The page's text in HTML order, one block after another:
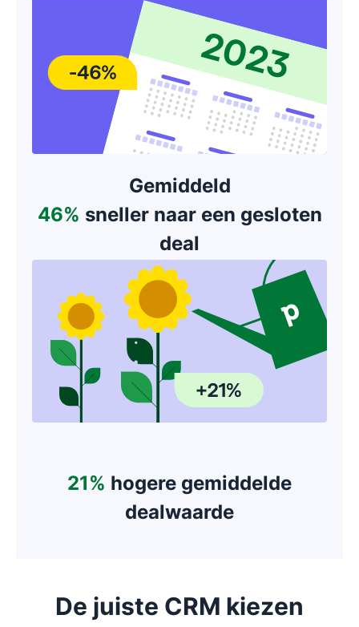
Gemiddeld
46% sneller naar een gesloten
deal
21% hogere gemiddelde
dealwaarde
De juiste CRM kiezen